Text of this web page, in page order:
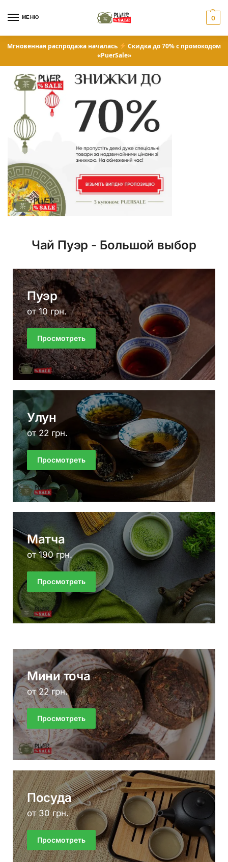
МЕНЮ 0
Мгновенная распродажа началась
Скидка до 70% с промокодом
«PuerSale»
Чай Пуэр - Большой выбор
Пуэр
от 10 грн.
Просмотреть
Улун
от 22 грн.
Просмотреть
Матча
от 190 грн.
Просмотреть
Мини точа
от 22 грн.
Просмотреть
Посуда
от 30 грн.
Просмотреть